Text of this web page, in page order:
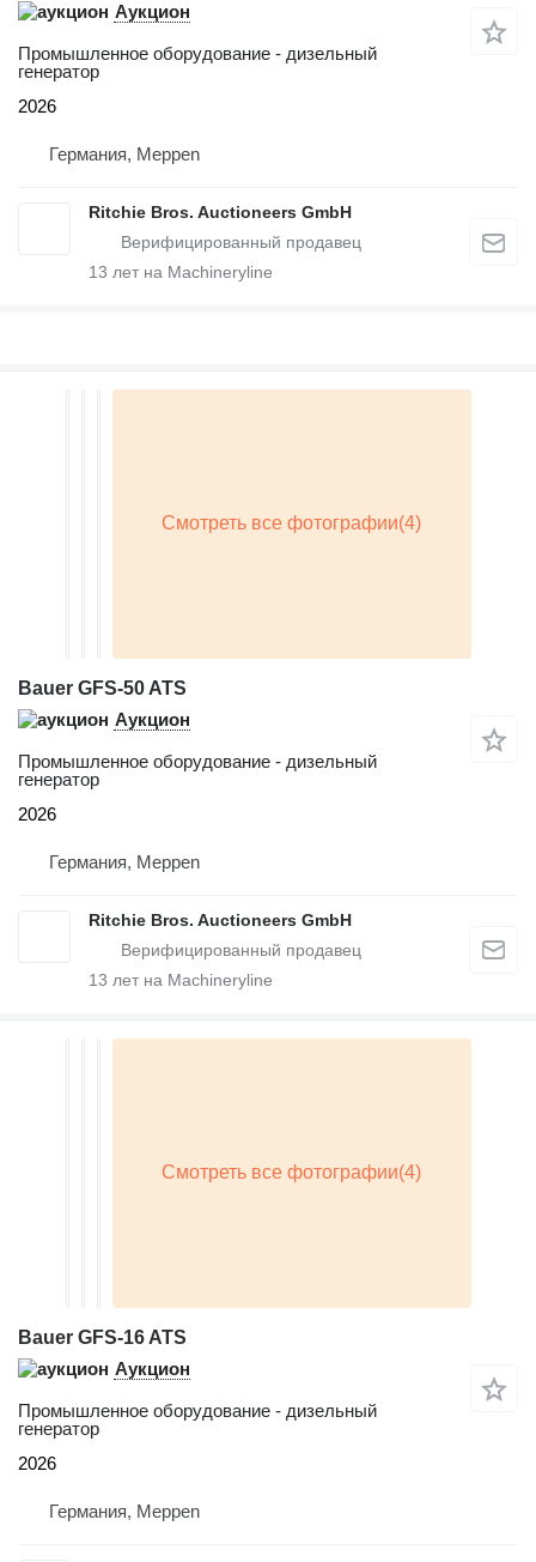
Аукцион
Промышленное оборудование - дизельный
генератор
2026
Германия, Meppen
Ritchie Bros. Auctioneers GmbH
13 лет на Machineryline
Bauer GFS-50 ATS
Аукцион
Промышленное оборудование - дизельный
генератор
2026
Германия, Meppen
Ritchie Bros. Auctioneers GmbH
13 лет на Machineryline
Bauer GFS-16 ATS
Аукцион
Промышленное оборудование - дизельный
генератор
2026
Германия, Meppen